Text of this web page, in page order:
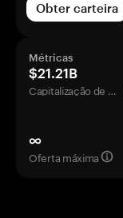
Obter carteira
Métricas
$21.21B
Capitalização de mercado
∞
Oferta máxima